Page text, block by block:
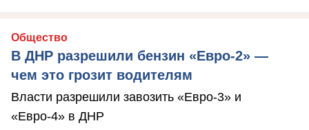
Общество
В ДНР разрешили бензин «Евро-2» —
чем это грозит водителям
Власти разрешили завозить «Евро-3» и
«Евро-4» в ДНР